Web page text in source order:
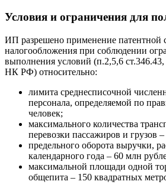
Условия и ограничения для
ИП разрешено применение патентной
налогообложения при соблюдении
выполнения условий (п.2,5,6
НК РФ) относительно:
лимита среднесписочной
персонала, определяемой по
человек;
максимального количества
перевозки пассажиров и грузов
предельного оборота выручки,
календарного года – 60 млн
максимальной площади одной
общепита – 150 квадратных